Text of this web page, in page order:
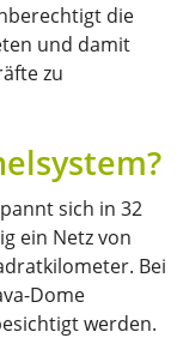
die
und damit
zu
sich in 32
ein Netz von
Bei
Dome
werden.